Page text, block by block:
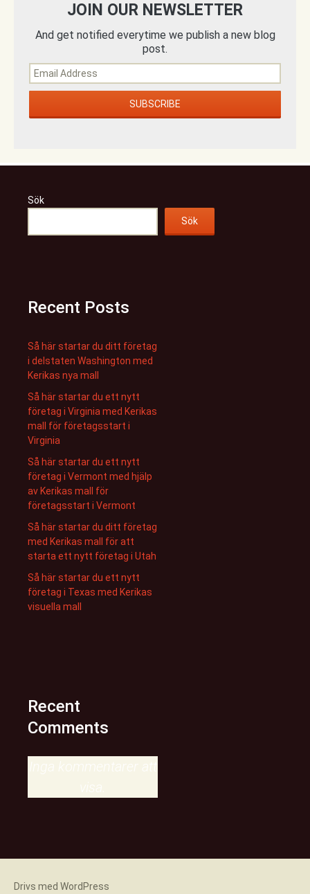
JOIN OUR NEWSLETTER
And get notified everytime we publish a new blog
post.
Sök
Sök
Recent Posts
Så här startar du ditt företag
i delstaten Washington med
Kerikas nya mall
Så här startar du ett nytt
företag i Virginia med Kerikas
mall för företagsstart i
Virginia
Så här startar du ett nytt
företag i Vermont med hjälp
av Kerikas mall för
företagsstart i Vermont
Så här startar du ditt företag
med Kerikas mall för att
starta ett nytt företag i Utah
Så här startar du ett nytt
företag i Texas med Kerikas
visuella mall
Recent
Comments
Inga kommentarer att
visa.
Drivs med WordPress